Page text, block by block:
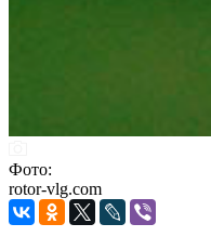
Фото:
rotor-vlg.com